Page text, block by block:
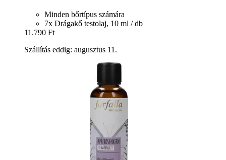
Minden bőrtípus számára
7x Drágakő testolaj, 10 ml / db
11.790 Ft
Szállítás eddig: augusztus 11.